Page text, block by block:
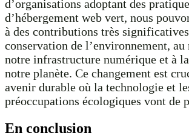
d’organisations adoptant des
d’hébergement web vert, nous
à des contributions très
conservation de l’environnement,
notre infrastructure numérique et à
notre planète. Ce changement est
avenir durable où la technologie et
préoccupations écologiques vont de
En conclusion